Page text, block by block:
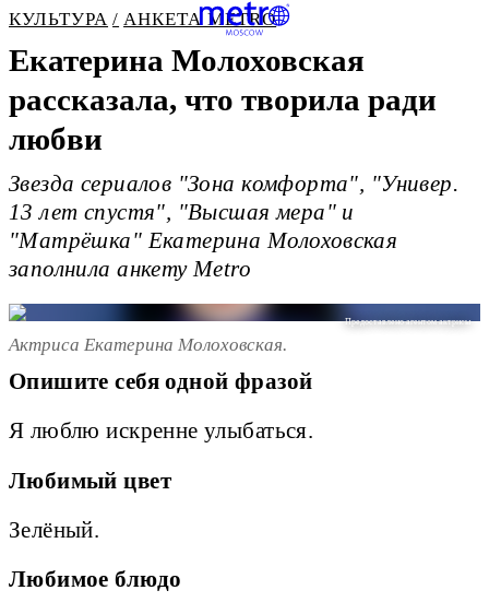
КУЛЬТУРА АНКЕТА METRO
Екатерина Молоховская
рассказала, что творила ради
любви
Звезда сериалов "Зона комфорта", "Универ.
13 лет спустя", "Высшая мера" и
"Матрёшка" Екатерина Молоховская
заполнила анкету Metro
Предоставлено агентом актрисы
Актриса Екатерина Молоховская.
Опишите себя одной фразой
Я люблю искренне улыбаться.
Любимый цвет
Зелёный.
Любимое блюдо